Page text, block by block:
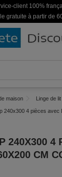
client 100%
gratuite à partir de
maison Linge de lit
240x300 4 pièces
240X300 4
CM